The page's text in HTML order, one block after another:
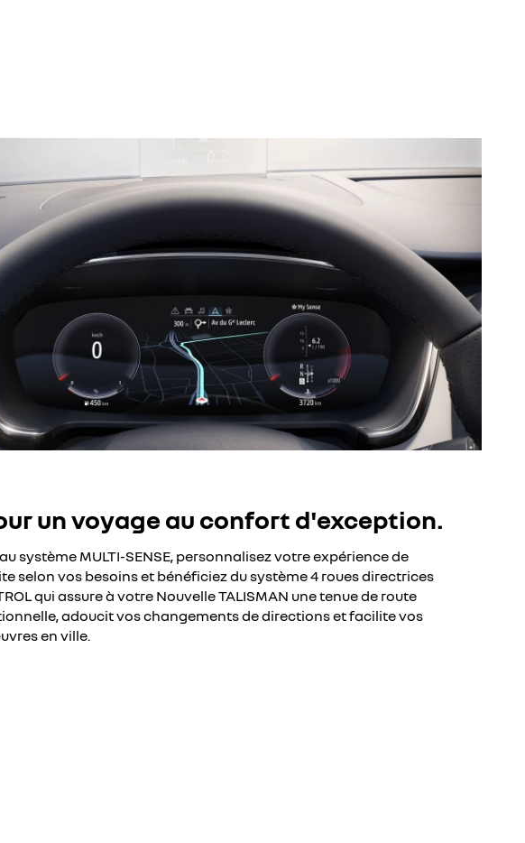
un voyage au confort d'exception.
système MULTI-SENSE, personnalisez votre expérience de
selon vos besoins et bénéficiez du système 4 roues directrices
qui assure à votre Nouvelle TALISMAN une tenue de route
adoucit vos changements de directions et facilite vos
en ville.